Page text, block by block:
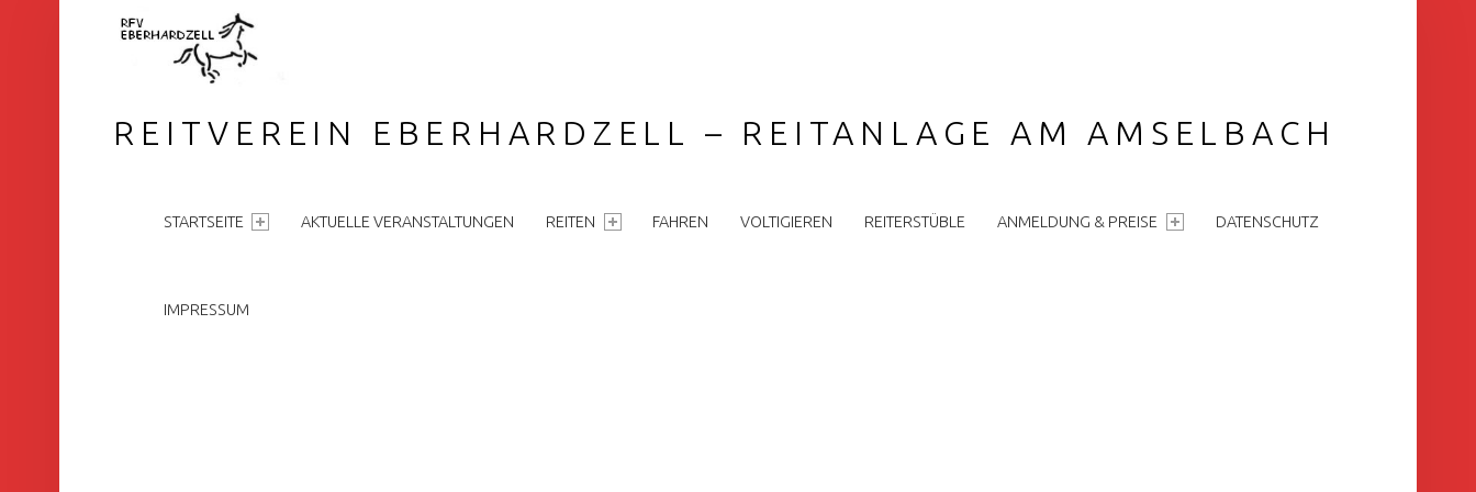
REITVEREIN EBERHARDZELL – REITANLAGE AM AMSELBACH
STARTSEITE AKTUELLE VERANSTALTUNGEN REITEN FAHREN VOLTIGIEREN REITERSTÜBLE ANMELDUNG & PREISE DATENSCHUTZ
IMPRESSUM